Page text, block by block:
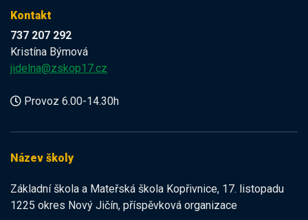
Kontakt
737 207 292
Kristína Býmová
jidelna@zskop17.cz
Provoz 6.00-14.30h
Název školy
Základní škola a Mateřská škola Kopřivnice, 17. listopadu
1225 okres Nový Jičín, příspěvková organizace